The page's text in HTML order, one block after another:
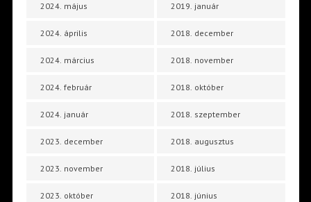
2024. május
2024. április
2024. március
2024. február
2024. január
2023. december
2023. november
2023. október
2019. január
2018. december
2018. november
2018. október
2018. szeptember
2018. augusztus
2018. július
2018. június